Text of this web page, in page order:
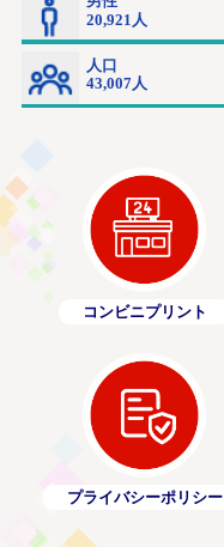
コンビニプリント
プライバシーポリシー